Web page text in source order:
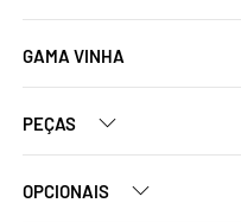
GAMA VINHA
PEÇAS
OPCIONAIS